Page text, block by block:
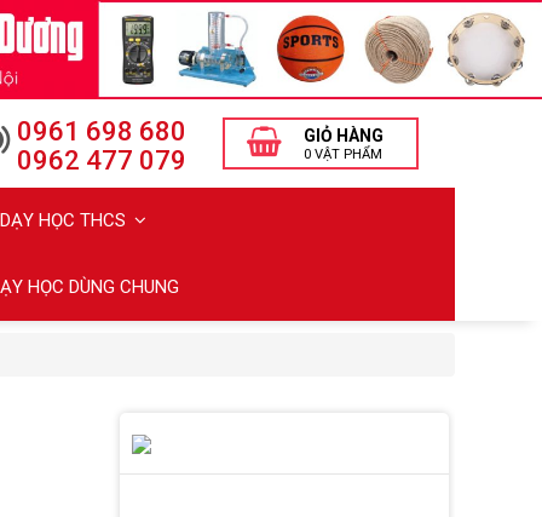
0961 698 680
0962 477 079
GIỎ HÀNG
0 VẬT PHẨM
HỌC THCS
HỌC DÙNG CHUNG